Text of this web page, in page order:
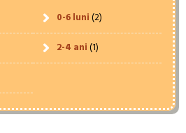
0-6 luni(2)
2-4 ani(1)